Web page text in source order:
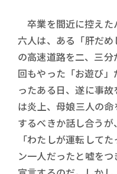
卒業を間近に控えた
六人は、ある「肝だ
の高速道路を二、三
回もやった「お遊び
ったある日、遂に事
は炎上、母娘三人の
するべきか話し合うが
「わたしが運転して
ン一人だったと嘘を